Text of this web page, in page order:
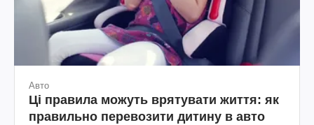
Авто
Ці правила можуть врятувати життя: як
правильно перевозити дитину в авто